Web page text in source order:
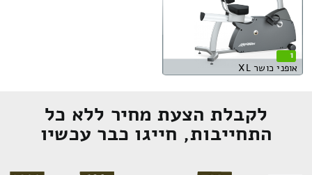
1
אופני כושר XL
לקבלת הצעת מחיר ללא כל
התחייבות, חייגו כבר עכשיו